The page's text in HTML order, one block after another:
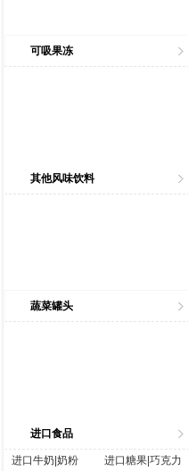
可吸果冻
其他风味饮料
蔬菜罐头
进口食品
进口牛奶|奶粉
进口糖果|巧克力